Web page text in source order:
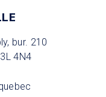
bur. 210
4N4